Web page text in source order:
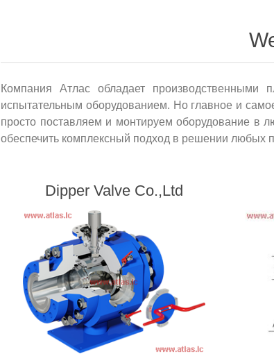
Компания Атлас обладает производственными
испытательным оборудованием. Но главное и
просто поставляем и монтируем оборудование в
обеспечить комплексный подход в решении любых
Dipper Valve Co.,Ltd